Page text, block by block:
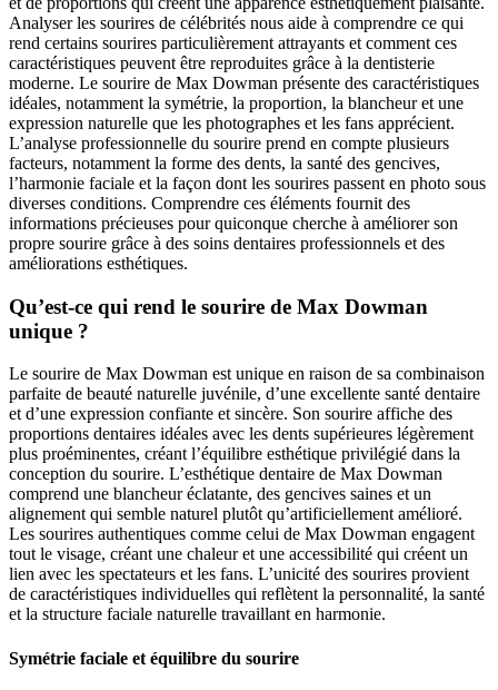
Analyser les sourires de célébrités nous aide à comprendre ce qui
rend certains sourires particulièrement attrayants et comment ces
caractéristiques peuvent être reproduites grâce à la dentisterie
moderne. Le sourire de Max Dowman présente des caractéristiques
idéales, notamment la symétrie, la proportion, la blancheur et une
expression naturelle que les photographes et les fans apprécient.
L’analyse professionnelle du sourire prend en compte plusieurs
facteurs, notamment la forme des dents, la santé des gencives,
l’harmonie faciale et la façon dont les sourires passent en photo sous
diverses conditions. Comprendre ces éléments fournit des
informations précieuses pour quiconque cherche à améliorer son
propre sourire grâce à des soins dentaires professionnels et des
améliorations esthétiques.
Qu’est-ce qui rend le sourire de Max Dowman
unique ?
Le sourire de Max Dowman est unique en raison de sa combinaison
parfaite de beauté naturelle juvénile, d’une excellente santé dentaire
et d’une expression confiante et sincère. Son sourire affiche des
proportions dentaires idéales avec les dents supérieures légèrement
plus proéminentes, créant l’équilibre esthétique privilégié dans la
conception du sourire. L’esthétique dentaire de Max Dowman
comprend une blancheur éclatante, des gencives saines et un
alignement qui semble naturel plutôt qu’artificiellement amélioré.
Les sourires authentiques comme celui de Max Dowman engagent
tout le visage, créant une chaleur et une accessibilité qui créent un
lien avec les spectateurs et les fans. L’unicité des sourires provient
de caractéristiques individuelles qui reflètent la personnalité, la santé
et la structure faciale naturelle travaillant en harmonie.
Symétrie faciale et équilibre du sourire